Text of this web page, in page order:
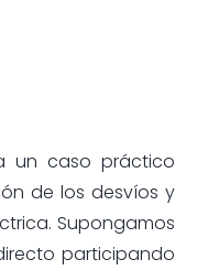
un caso práctico
de los desvíos y
Supongamos
participando